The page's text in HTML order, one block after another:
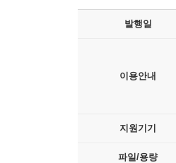
발행일
이용안내
지원기기
파일/용량